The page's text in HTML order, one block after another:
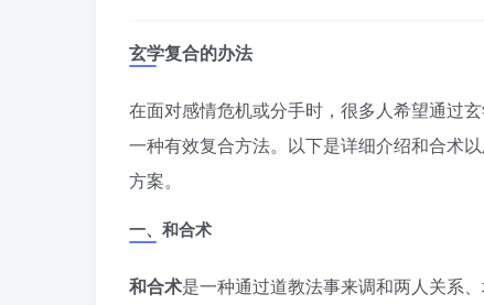
玄学复合的办法
在面对感情危机或分手时，很多人希望通过
一种有效复合方法。以下是详细介绍和合术
方案。
一、和合术
和合术是一种通过道教法事来调和两人关系